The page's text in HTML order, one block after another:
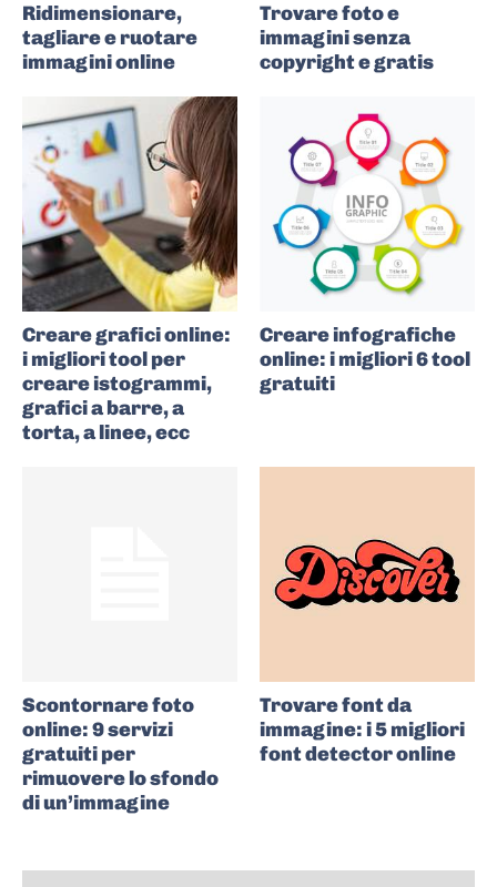
Ridimensionare,
tagliare e ruotare
immagini online
Trovare foto e
immagini senza
copyright e gratis
Creare grafici online:
i migliori tool per
creare istogrammi,
grafici a barre, a
torta, a linee, ecc
Creare infografiche
online: i migliori 6 tool
gratuiti
Scontornare foto
online: 9 servizi
gratuiti per
rimuovere lo sfondo
di un’immagine
Trovare font da
immagine: i 5 migliori
font detector online